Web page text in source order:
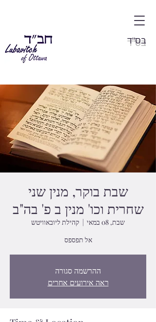
בס"ד
שבת בוקר, מנין שני
שחרית וכו' מנין ב פ' בה"ב
שבת, 08 במאי
  |
קהילת ליובאוויטש
אל תפספס
ההרשמה סגורה
ראה אירועים אחרים